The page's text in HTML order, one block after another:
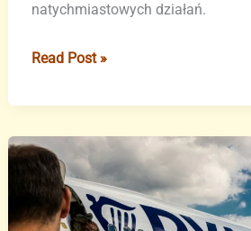
natychmiastowych działań.
Chaos
lotnisku
–
setki
turystów
uwięzionych
Read Post »